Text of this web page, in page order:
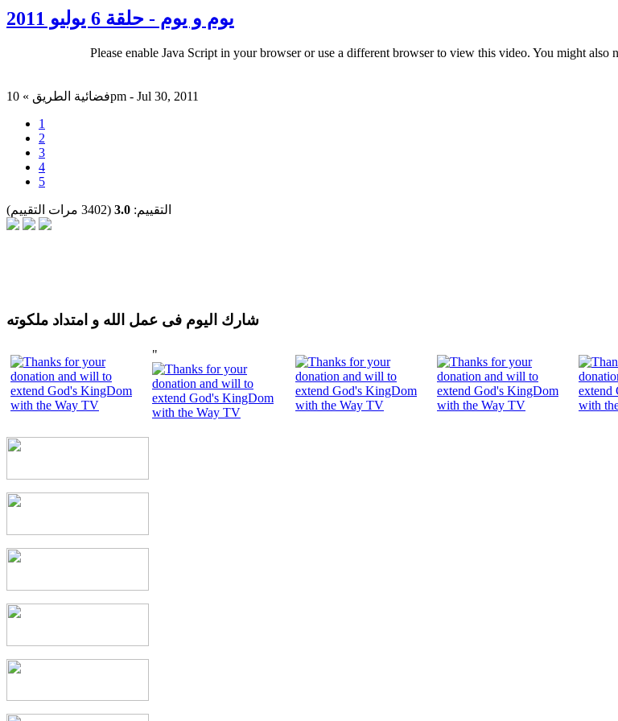
يوم و يوم - حلقة 6 يوليو 2011
Please enable Java Script in your browser or use a different browser to view this video. You might also
فضائية الطريق » 10pm - Jul 30, 2011
1
2
3
4
5
التقييم: 3.0 (3402 مرات التقييم)
شارك اليوم فى عمل الله و امتداد ملكوته
"